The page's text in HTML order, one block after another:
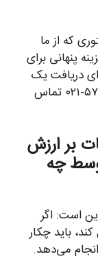
که از ما
پنهانی برای
دریافت یک
استعلام دقیق و رایگان، همین حالا با ۵۷۶۶۹-۰۲۱ تماس
بر ارزش
چه
است: اگر
باید چکار
می‌دهد.